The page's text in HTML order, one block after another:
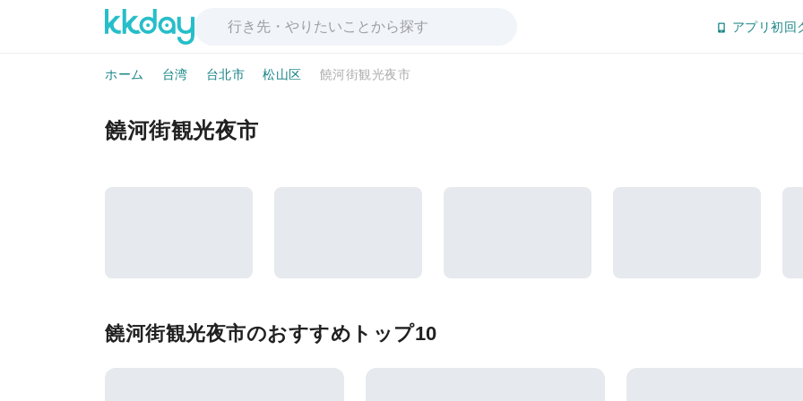
アプリ初回
ホーム 台湾 台北市 松山区 饒河街観光夜市
饒河街観光夜市
饒河街観光夜市のおすすめトップ10